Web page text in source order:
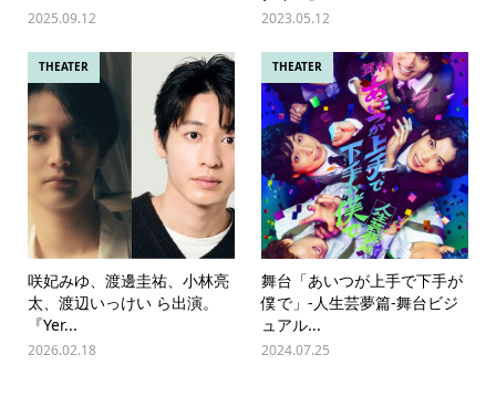
2025.09.12 2023.05.12
THEATER
咲妃みゆ、渡邊圭祐、小林亮
太、渡辺いっけい ら出演。
『Yer...
2026.02.18
THEATER
舞台「あいつが上手で下手が
僕で」-人生芸夢篇-舞台ビジ
ュアル...
2024.07.25